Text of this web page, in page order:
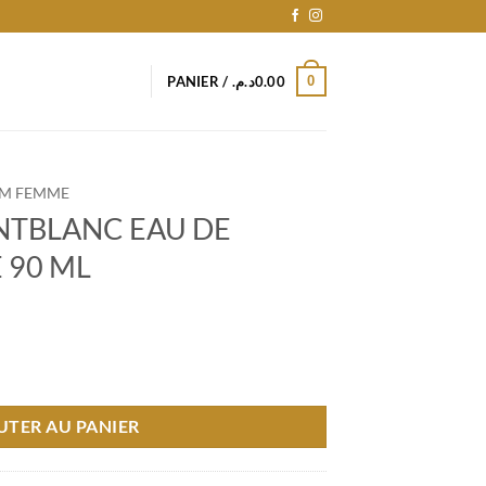
PANIER / 0.00د.م. 0
FEMME
EAU DE
90 ML
AU PANIER